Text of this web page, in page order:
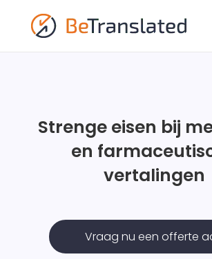
Strenge eisen bij
en
vertalingen
Vraag nu een offerte